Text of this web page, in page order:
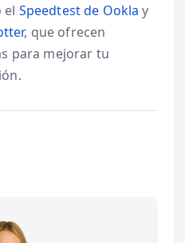
el Speedtest de Ookla y
, que ofrecen
para mejorar tu